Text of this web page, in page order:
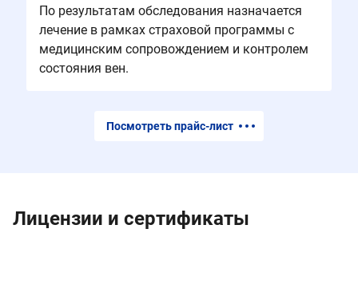
По результатам обследования назначается
лечение в рамках страховой программы с
медицинским сопровождением и контролем
состояния вен.
Посмотреть прайс-лист
Лицензии и сертификаты